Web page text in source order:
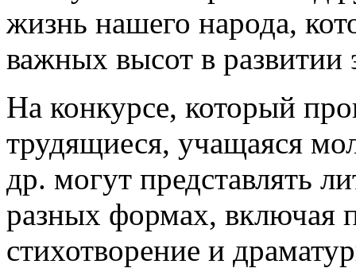
жизнь нашего народа,
важных высот в развитии
На конкурсе, который
трудящиеся, учащаяся
др. могут представлять
разных формах, включая
стихотворение и